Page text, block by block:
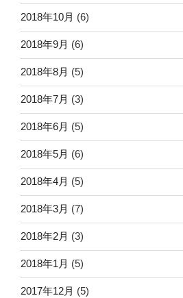
2018年10月 (6)
2018年9月 (6)
2018年8月 (5)
2018年7月 (3)
2018年6月 (5)
2018年5月 (6)
2018年4月 (5)
2018年3月 (7)
2018年2月 (3)
2018年1月 (5)
2017年12月 (5)